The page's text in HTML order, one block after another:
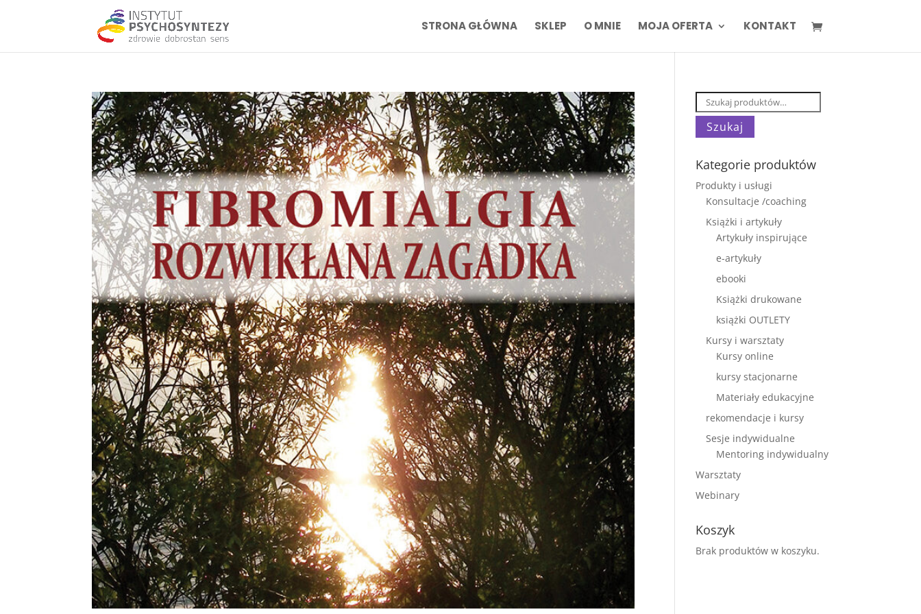
STRONA GŁÓWNA SKLEP O MNIE MOJA OFERTA KONTAKT
Szukaj:
Szukaj
Kategorie produktów
Produkty i usługi
Konsultacje /coaching
Książki i artykuły
Artykuły inspirujące
e-artykuły
ebooki
Książki drukowane
książki OUTLETY
Kursy i warsztaty
Kursy online
kursy stacjonarne
Materiały edukacyjne
rekomendacje i kursy
Sesje indywidualne
Mentoring indywidualny
Warsztaty
Webinary
Koszyk
Brak produktów w koszyku.